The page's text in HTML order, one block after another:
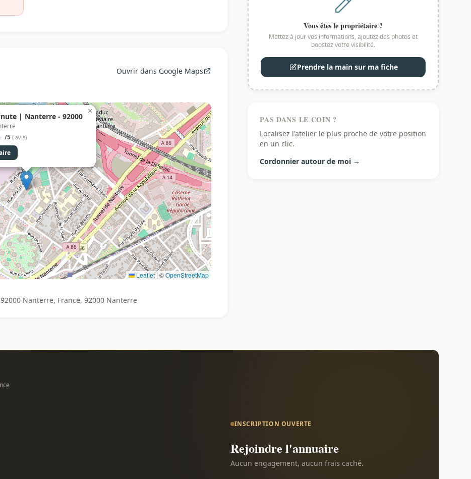
Ouvrir dans Google Maps
| Nanterre - 92000
/5 ( avis)
×
Leaflet |©OpenStreetMap
Nanterre, France, 92000 Nanterre
Vous êtes le propriétaire ?
Mettez à jour vos informations, ajoutez des photos et
boostez votre visibilité.
Prendre la main sur ma fiche
PAS DANS LE COIN ?
Localisez l'atelier le plus proche de votre position
en un clic.
Cordonnier autour de moi →
INSCRIPTION OUVERTE
Rejoindre l'annuaire
Aucun engagement, aucun frais caché.